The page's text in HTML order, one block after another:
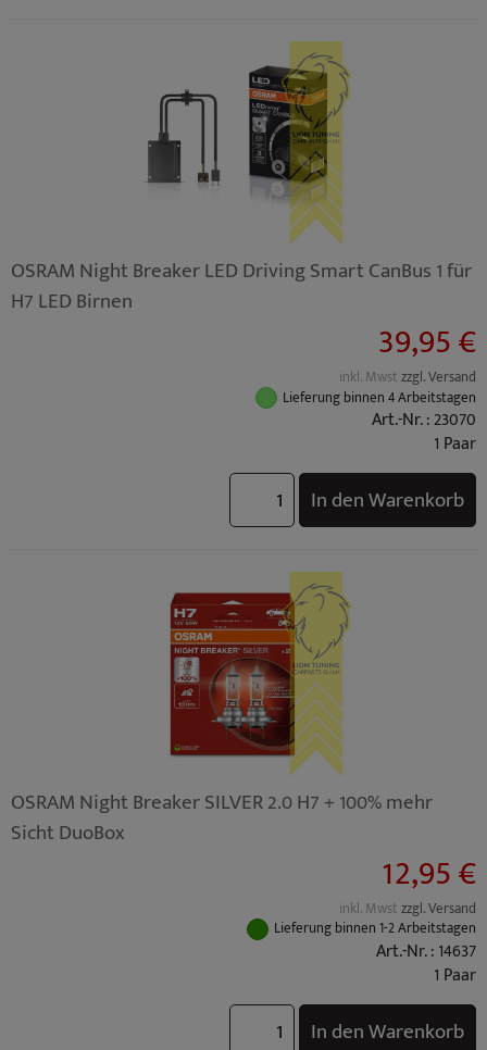
OSRAM Night Breaker LED Driving Smart CanBus 1 für
H7 LED Birnen
39,95 €
inkl. Mwstzzgl. Versand
Lieferung binnen 4 Arbeitstagen
Art.-Nr. : 23070
1 Paar
In den Warenkorb
OSRAM Night Breaker SILVER 2.0 H7 + 100% mehr
Sicht DuoBox
12,95 €
inkl. Mwstzzgl. Versand
Lieferung binnen 1-2 Arbeitstagen
Art.-Nr. : 14637
1 Paar
In den Warenkorb